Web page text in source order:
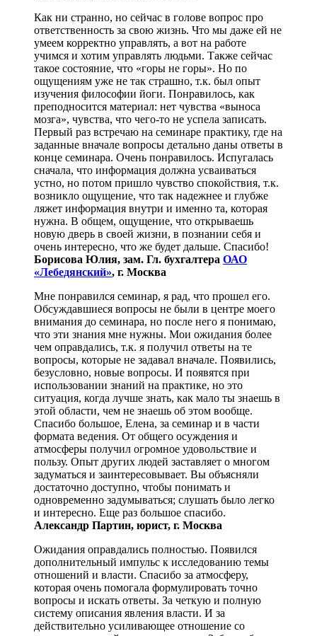
Как ни странно, но сейчас в голове вопрос про
ответственность за свою жизнь. Что мы даже ей не
умеем корректно управлять, а вот на работе
учимся и хотим управлять людьми. Также сейчас
такое состояние, что «горы не горы». Но по
ощущениям уже не так страшно, т.к. был опыт
изучения философии йоги. Понравилось, как
преподносится материал: нет чувства «выноса
мозга», чувства, что чего-то не успела записать.
Первый раз встречаю на семинаре практику, где на
заданные вначале вопросы детально даны ответы в
конце семинара. Очень понравилось. Испугалась
сначала, что информация должна усваиваться
устно, но потом пришло чувство спокойствия, т.к.
возникло ощущение, что так надежнее и глубже
ляжет информация внутри и именно та, которая
нужна. В общем, ощущение, что открываешь
новую дверь в своей жизни, в познании себя и
очень интересно, что же будет дальше. Спасибо!
Борисова Юлия, зам. Гл. бухгалтера ОАО
«Лебедянский», г. Москва
Мне понравился семинар, я рад, что прошел его.
Обсуждавшиеся вопросы не были в центре моего
внимания до семинара, но после него я понимаю,
что эти знания мне нужны. Мои ожидания более
чем оправдались, т.к. я получил ответы на те
вопросы, которые не задавал вначале. Появились,
безусловно, новые вопросы. И появятся при
использовании знаний на практике, но это
ситуация, когда лучше знать, как мало ты знаешь в
этой области, чем не знаешь об этом вообще.
Спасибо большое, Елена, за семинар и в части
формата ведения. От общего осуждения и
атмосферы получил огромное удовольствие и
пользу. Опыт других людей заставляет о многом
задуматься и заинтересовывает. Вы объясняли
достаточно доступно, чтобы понимать и
одновременно задумываться; слушать было легко
и интересно. Еще раз большое спасибо.
Александр Партин, юрист, г. Москва
Ожидания оправдались полностью. Появился
дополнительный импульс к исследованию темы
отношений и власти. Спасибо за атмосферу,
которая очень помогала формулировать точно
вопросы и искать ответы. За четкую и полную
систему описания явления власти. И за
действительно усиливающее отношение со